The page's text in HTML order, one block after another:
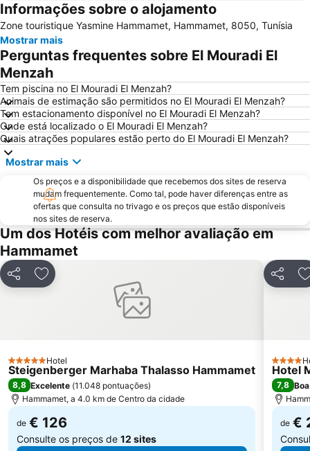
Informações sobre o alojamento
Zone touristique Yasmine Hammamet, Hammamet, 8050, Tunísia
Mostrar mais
Perguntas frequentes sobre El Mouradi El
Menzah
Tem piscina no El Mouradi El Menzah?
Animais de estimação são permitidos no El Mouradi El Menzah?
Tem estacionamento disponível no El Mouradi El Menzah?
Onde está localizado o El Mouradi El Menzah?
Quais atrações populares estão perto do El Mouradi El Menzah?
Mostrar mais
Os preços e a disponibilidade que recebemos dos sites de reserva
mudam frequentemente. Como tal, pode haver diferenças entre as
ofertas que consulta no trivago e os preços que estão disponíveis
nos sites de reserva.
Um dos Hotéis com melhor avaliação em
Hammamet
PartilharAdicionar aos favoritos
5 EstrelasHotel
Steigenberger Marhaba Thalasso Hammamet
8,8 Excelente (11.048 pontuações)
Hammamet, a 4.0 km de Centro da cidade
de € 126
Consulte os preços de 12 sites
Partilhar
4
Hotel
7,8 Boa
de €